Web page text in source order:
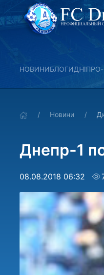
НОВИНИБЛОГИДНІПРО-
Новини
Днепр-1
08.08.2018 06:32